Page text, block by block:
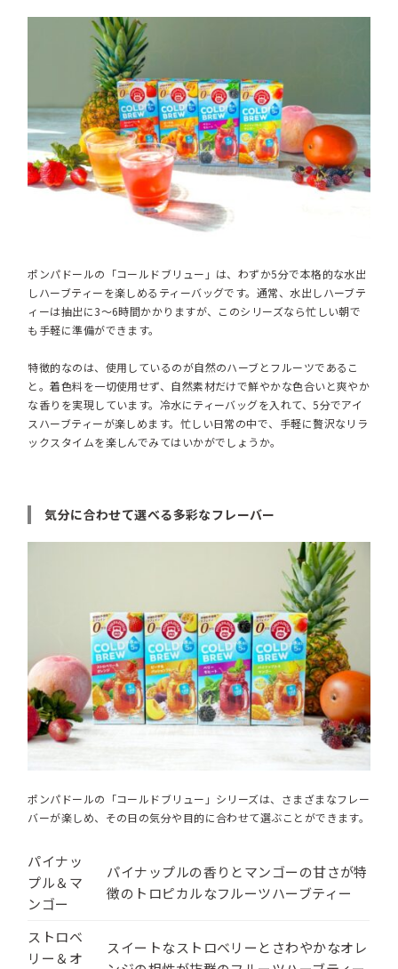
ポンパドールの「コールドブリュー」は、わずか5分で本格的な水出
しハーブティーを楽しめるティーバッグです。通常、水出しハーブテ
ィーは抽出に3〜6時間かかりますが、このシリーズなら忙しい朝で
も手軽に準備ができます。
特徴的なのは、使用しているのが自然のハーブとフルーツであるこ
と。着色料を一切使用せず、自然素材だけで鮮やかな色合いと爽やか
な香りを実現しています。冷水にティーバッグを入れて、5分でアイ
スハーブティーが楽しめます。忙しい日常の中で、手軽に贅沢なリラ
ックスタイムを楽しんでみてはいかがでしょうか。
気分に合わせて選べる多彩なフレーバー
ポンパドールの「コールドブリュー」シリーズは、さまざまなフレー
バーが楽しめ、その日の気分や目的に合わせて選ぶことができます。
パイナッ
プル＆マ
ンゴー
パイナップルの香りとマンゴーの甘さが特
徴のトロピカルなフルーツハーブティー
ストロベ
リー＆オ
スイートなストロベリーとさわやかなオレ